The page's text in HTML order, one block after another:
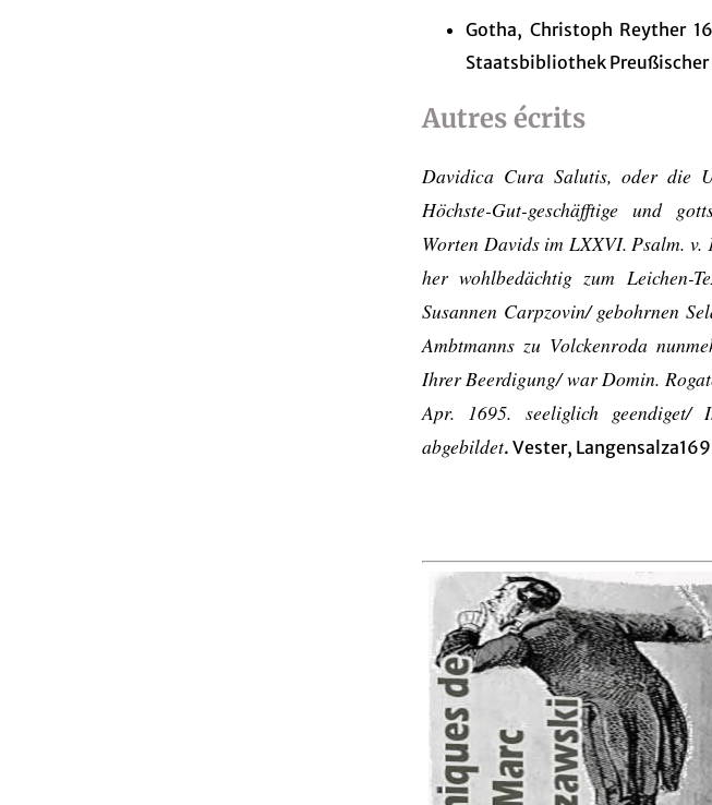
Gotha, Christoph Reyther
Staatsbibliothek
Autres écrits
Davidica Cura Salutis, oder die
Höchste-Gut-geschäfftige und
Worten Davids im LXXVI. Psalm. v.
her wohlbedächtig zum Leichen-
Susannen Carpzovin/ gebohrnen
Ambtmanns zu Volckenroda
Ihrer Beerdigung/ war Domin.
Apr. 1695. seeliglich
abgebildet. Vester,